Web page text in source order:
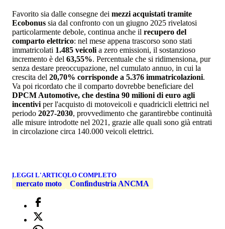
Favorito sia dalle consegne dei mezzi acquistati tramite
Ecobonus sia dal confronto con un giugno 2025 rivelatosi
particolarmente debole, continua anche il recupero del
comparto elettrico: nel mese appena trascorso sono stati
immatricolati 1.485 veicoli a zero emissioni, il sostanzioso
incremento è del 63,55%. Percentuale che si ridimensiona, pur
senza destare preoccupazione, nel cumulato annuo, in cui la
crescita del 20,70% corrisponde a 5.376 immatricolazioni.
Va poi ricordato che il comparto dovrebbe beneficiare del
DPCM Automotive, che destina 90 milioni di euro agli
incentivi per l'acquisto di motoveicoli e quadricicli elettrici nel
periodo 2027-2030, provvedimento che garantirebbe continuità
alle misure introdotte nel 2021, grazie alle quali sono già entrati
in circolazione circa 140.000 veicoli elettrici.
LEGGI L'ARTICOLO COMPLETO
mercato moto Confindustria ANCMA